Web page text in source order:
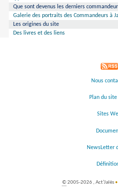
Que sont devenus les derniers
Galerie des portraits des Commandeurs à
Les origines du site
Des livres et des liens
Nous
Plan du
Sites
NewsLetter
©2005-2026 , Act’Jalès•